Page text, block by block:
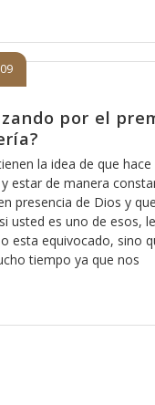
por el
la idea de que
estar de manera
presencia de Dios y
usted es uno de esos,
esta equivocado, sino
tiempo ya que nos